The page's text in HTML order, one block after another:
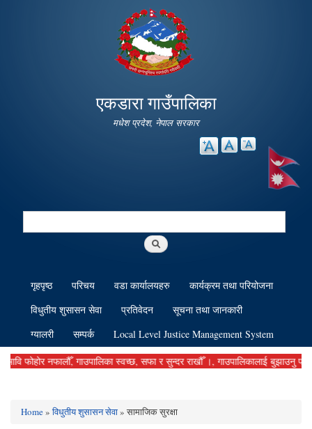
main
content
एकडारा गाउँपालिका
मधेश प्रदेश, नेपाल सरकार
Search
गृहपृष्ठ परिचय वडा कार्यालयहरु
कार्यक्रम तथा परियोजना
विधुतीय शुसासन सेवा
प्रतिवेदन
सूचना तथा जानकारी
ग्यालरी
सम्पर्क Local Level Justice Management System
फोहोर नफालौँ, गाउपालिका स्वच्छ, सफा र सुन्दर राखौँ ।, गाउपालिकालाई बुझाउनु पर्ने
You are here
Home»विधुतीय शुसासन सेवा» सामाजिक सुरक्षा